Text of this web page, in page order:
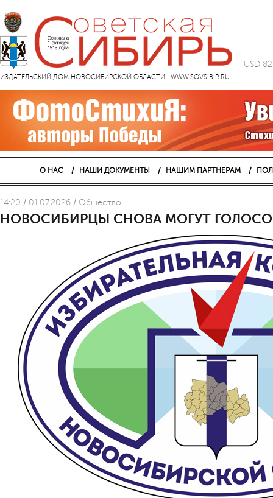
ИЗДАТЕЛЬСКИЙ ДОМ НОВОСИБИРСКОЙ ОБЛАСТИ | WWW.SOVSIBIR.RU
USD
О НАС НАШИ ДОКУМЕНТЫ НАШИМ ПАРТНЕРАМ
14:20 / 01.07.2026 / Общество
НОВОСИБИРЦЫ СНОВА МОГУТ